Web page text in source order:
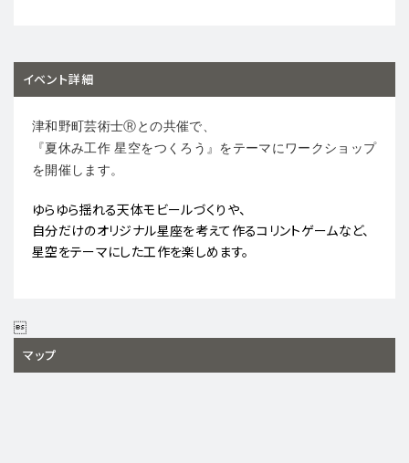
イベント詳細
津和野町芸術士Ⓡとの共催で、
『夏休み工作 星空をつくろう』をテーマにワークショップ
を開催します。
ゆらゆら揺れる天体モビールづくりや、
自分だけのオリジナル星座を考えて作るコリントゲームなど、
星空をテーマにした工作を楽しめます。

マップ